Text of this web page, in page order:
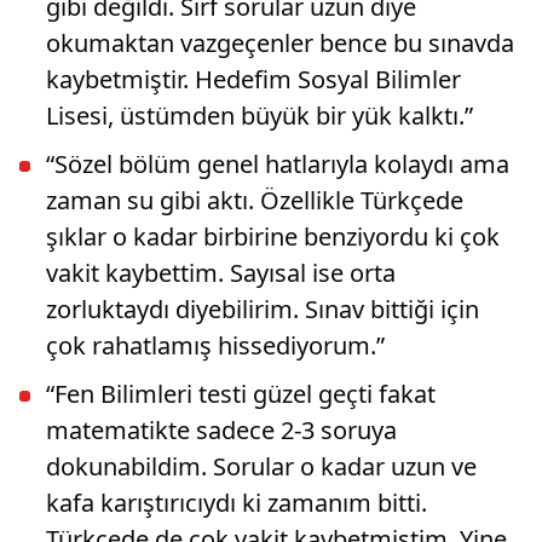
gibi değildi. Sırf sorular uzun diye
okumaktan vazgeçenler bence bu sınavda
kaybetmiştir. Hedefim Sosyal Bilimler
Lisesi, üstümden büyük bir yük kalktı.”
“Sözel bölüm genel hatlarıyla kolaydı ama
zaman su gibi aktı. Özellikle Türkçede
şıklar o kadar birbirine benziyordu ki çok
vakit kaybettim. Sayısal ise orta
zorluktaydı diyebilirim. Sınav bittiği için
çok rahatlamış hissediyorum.”
“Fen Bilimleri testi güzel geçti fakat
matematikte sadece 2-3 soruya
dokunabildim. Sorular o kadar uzun ve
kafa karıştırıcıydı ki zamanım bitti.